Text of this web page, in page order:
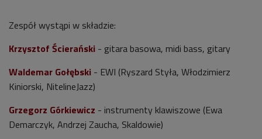
Zespół wystąpi w składzie:
Krzysztof Ścierański - gitara basowa, midi bass, gitary
Waldemar Gołębski - EWI (Ryszard Styła, Włodzimierz
Kiniorski, NitelineJazz)
Grzegorz Górkiewicz - instrumenty klawiszowe (Ewa
Demarczyk, Andrzej Zaucha, Skaldowie)